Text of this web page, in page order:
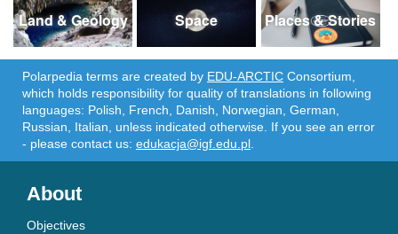
Land & Geology Space Places & Stories
Polarpedia terms are created by EDU-ARCTIC Consortium,
which holds responsibility for quality of translations in following
languages: Polish, French, Danish, Norwegian, German,
Russian, Italian, unless indicated otherwise. If you see an error
- please contact us: edukacja@igf.edu.pl
About
Objectives